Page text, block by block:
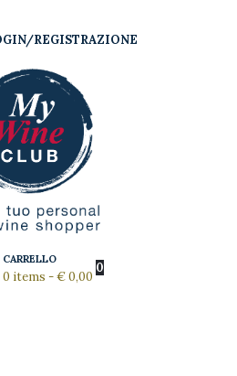
REGISTRAZIONE
CARRELLO
0 items -€ 0,00
0